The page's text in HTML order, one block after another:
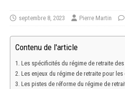
septembre 8, 2023 Pierre Martin
Contenu de l'article
Les spécificités du régime de retraite
Les enjeux du régime de retraite pour
Les pistes de réforme du régime de